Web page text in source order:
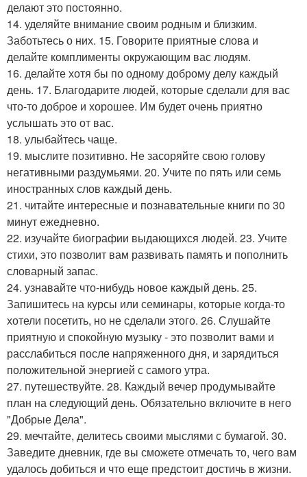
делают это постоянно.
14. уделяйте внимание своим родным и близким.
Заботьтесь о них. 15. Говорите приятные слова и
делайте комплименты окружающим вас людям.
16. делайте хотя бы по одному доброму делу каждый
день. 17. Благодарите людей, которые сделали для вас
что-то доброе и хорошее. Им будет очень приятно
услышать это от вас.
18. улыбайтесь чаще.
19. мыслите позитивно. Не засоряйте свою голову
негативными раздумьями. 20. Учите по пять или семь
иностранных слов каждый день.
21. читайте интересные и познавательные книги по 30
минут ежедневно.
22. изучайте биографии выдающихся людей. 23. Учите
стихи, это позволит вам развивать память и пополнить
словарный запас.
24. узнавайте что-нибудь новое каждый день. 25.
Запишитесь на курсы или семинары, которые когда-то
хотели посетить, но не сделали этого. 26. Слушайте
приятную и спокойную музыку - это позволит вами и
расслабиться после напряженного дня, и зарядиться
положительной энергией с самого утра.
27. путешествуйте. 28. Каждый вечер продумывайте
план на следующий день. Обязательно включите в него
"Добрые Дела".
29. мечтайте, делитесь своими мыслями с бумагой. 30.
Заведите дневник, где вы сможете отмечать то, чего вам
удалось добиться и что еще предстоит достичь в жизни.